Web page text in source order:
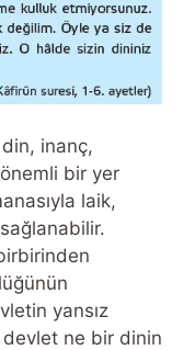
inanç,
bir yer
laik,
yansız
devlet ne bir dinin